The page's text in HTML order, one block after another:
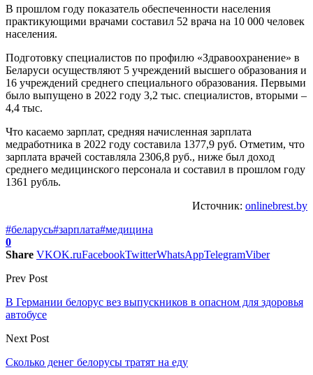
В прошлом году показатель обеспеченности населения
практикующими врачами составил 52 врача на 10 000 человек
населения.
Подготовку специалистов по профилю «Здравоохранение» в
Беларуси осуществляют 5 учреждений высшего образования и
16 учреждений среднего специального образования. Первыми
было выпущено в 2022 году 3,2 тыс. специалистов, вторыми –
4,4 тыс.
Что касаемо зарплат, средняя начисленная зарплата
медработника в 2022 году составила 1377,9 руб. Отметим, что
зарплата врачей составляла 2306,8 руб., ниже был доход
среднего медицинского персонала и составил в прошлом году
1361 рубль.
Источник: onlinebrest.by
#беларусь#зарплата#медицина
0
Share VKOK.ruFacebookTwitterWhatsAppTelegramViber
Prev Post
В Германии белорус вез выпускников в опасном для здоровья
автобусе
Next Post
Сколько денег белорусы тратят на еду